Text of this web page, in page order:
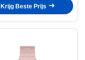
Krijg Beste Prijs